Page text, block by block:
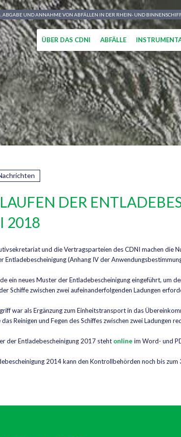
UND ANNAHME VON ABFÄLLEN IN DER RHEIN- UND
ÜBER DAS CDNI ABFÄLLE
DER
2018
und die Vertragsparteien des CDNI machen die
Entladebescheinigung (Anhang IV der
ein neues Muster der Entladebescheinigung eingeführt, um
Schiffe zwischen zwei aufeinanderfolgenden Ladungen
war als Ergänzung zum Einheitstransport in das
Reinigen und Fegen des Schiffes zwischen zwei Ladungen
der Entladebescheinigung 2017 steht online im Word- und
2014 kann den Kontrollbehörden noch bis